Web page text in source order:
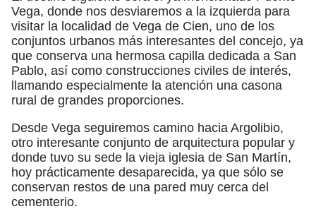
Vega, donde nos desviaremos a la izquierda para
visitar la localidad de Vega de Cien, uno de los
conjuntos urbanos más interesantes del concejo, ya
que conserva una hermosa capilla dedicada a San
Pablo, así como construcciones civiles de interés,
llamando especialmente la atención una casona
rural de grandes proporciones.
Desde Vega seguiremos camino hacia Argolibio,
otro interesante conjunto de arquitectura popular y
donde tuvo su sede la vieja iglesia de San Martín,
hoy prácticamente desaparecida, ya que sólo se
conservan restos de una pared muy cerca del
cementerio.